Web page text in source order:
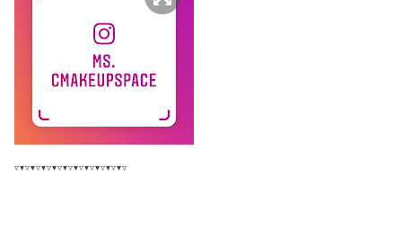
▿▾▿▾▿▾▿▾▿▾▿▾▿▾▿▾▿▾▿▾▿